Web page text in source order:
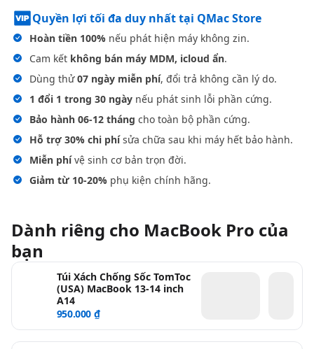
Quyền lợi tối đa duy nhất tại QMac Store
Hoàn tiền 100% nếu phát hiện máy không zin.
Cam kết không bán máy MDM, icloud ẩn.
Dùng thử07 ngày miễn phí, đổi trả không cần lý do.
1 đổi 1 trong 30 ngày nếu phát sinh lỗi phần cứng.
Bảo hành 06-12 tháng cho toàn bộ phần cứng.
Hỗ trợ 30% chi phísửa chữa sau khi máy hết bảo hành.
Miễn phívệ sinh cơ bản trọn đời.
Giảm từ 10-20% phụ kiện chính hãng.
Dành riêng cho MacBook Pro của
bạn
Túi Xách Chống Sốc TomToc
(USA) MacBook 13-14 inch
A14
950.000 ₫